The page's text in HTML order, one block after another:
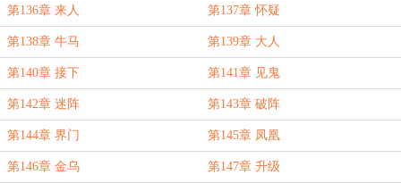
第136章 来人 第137章 怀疑
第138章 牛马 第139章 大人
第140章 接下 第141章 见鬼
第142章 迷阵 第143章 破阵
第144章 界门 第145章 凤凰
第146章 金乌 第147章 升级